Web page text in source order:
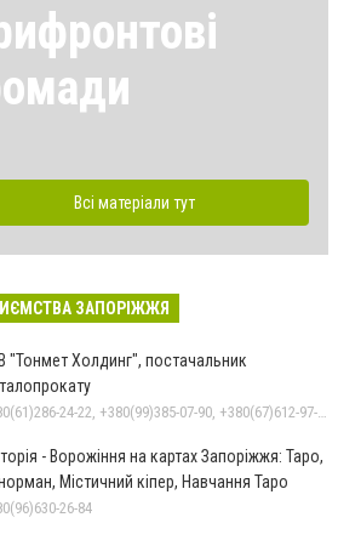
Всі матеріали тут
ЗАПОРІЖЖЯ
"Тонмет Холдинг", постачальник
- Ворожіння на картах Запоріжжя: Таро,
Містичний кіпер, Навчання Таро
26-84